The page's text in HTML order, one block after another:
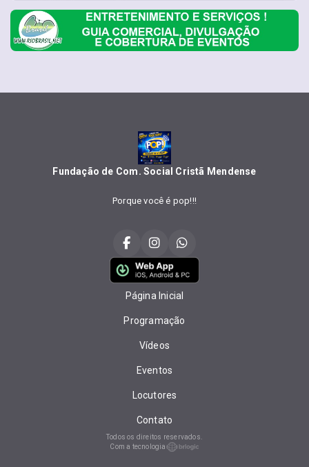
Fundação de Com. Social Cristã Mendense
Porque você é pop!!!
Página Inicial
Programação
Vídeos
Eventos
Locutores
Contato
Todos os direitos reservados.
Com a tecnologia